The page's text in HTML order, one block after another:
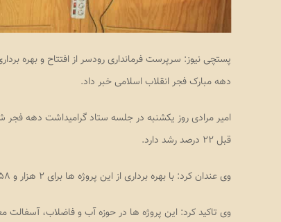
دهه مبارک فجر انقلاب اسلامی خبر داد.
امیر مرادی روز یکشنبه در جلسه ستاد گرامیداشت دهه
قبل ۲۲ درصد رشد دارد.
وی عندان کرد: با بهره برداری از این پروژه ها برای ۲ هزار و ۴۵۸ نفر شغل دائم و موقت ایجاد می شود.
وی تاکید کرد: این پروژه ها در حوزه آب و فاضلاب،